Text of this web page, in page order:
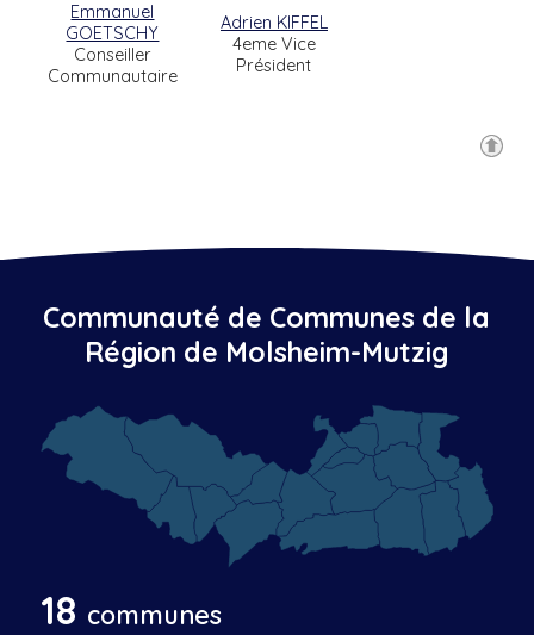
Emmanuel
GOETSCHY
Conseiller
Communautaire
Adrien KIFFEL
4eme Vice
Président
Communauté de Communes de la
Région de Molsheim-Mutzig
18 communes